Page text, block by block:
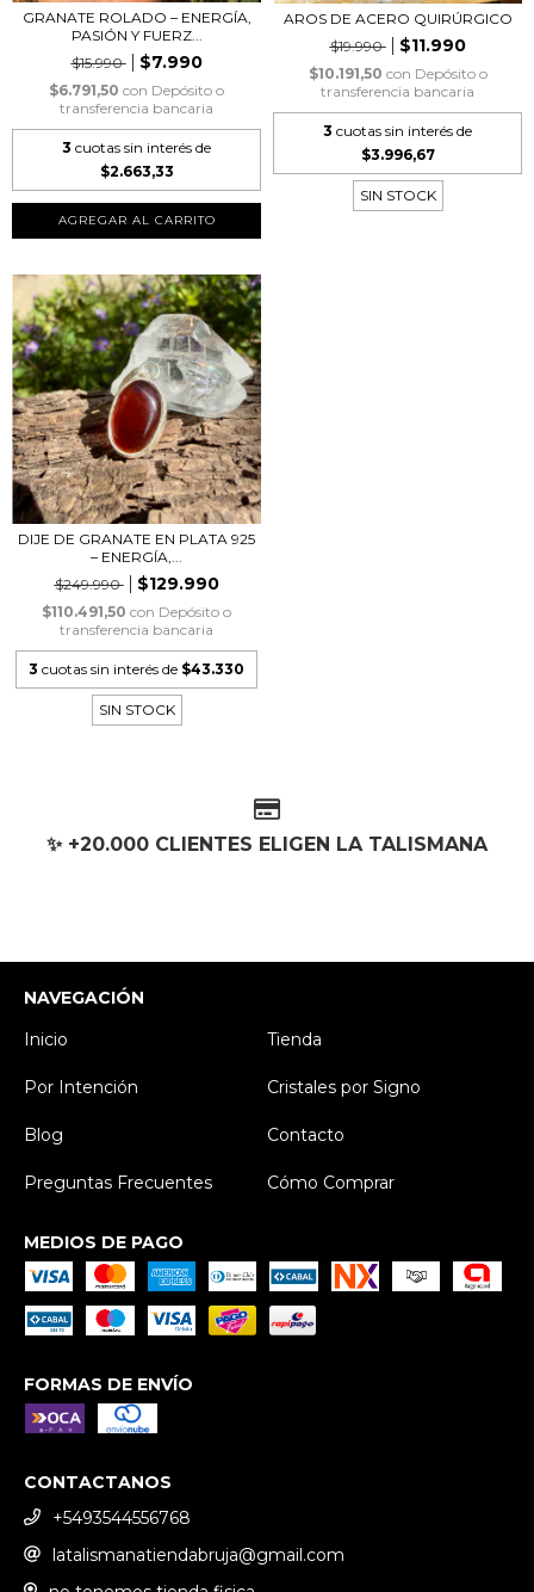
GRANATE ROLADO – ENERGÍA,
PASIÓN Y FUERZ...
$15.990
$7.990
$6.791,50 con Depósito o
transferencia bancaria
3 cuotas sin interés de
$2.663,33
AROS DE ACERO QUIRÚRGICO
$19.990
$11.990
$10.191,50 con Depósito o
transferencia bancaria
3 cuotas sin interés de
$3.996,67
SIN STOCK
DIJE DE GRANATE EN PLATA 925
– ENERGÍA,...
$249.990
$129.990
$110.491,50 con Depósito o
transferencia bancaria
3 cuotas sin interés de $43.330
SIN STOCK
✨ +20.000 CLIENTES ELIGEN LA TALISMANA
NAVEGACIÓN
Inicio
Tienda
Por Intención Cristales por Signo
Blog Contacto
Preguntas Frecuentes Cómo Comprar
MEDIOS DE PAGO
FORMAS DE ENVÍO
CONTACTANOS
+5493544556768
latalismanatiendabruja@gmail.com